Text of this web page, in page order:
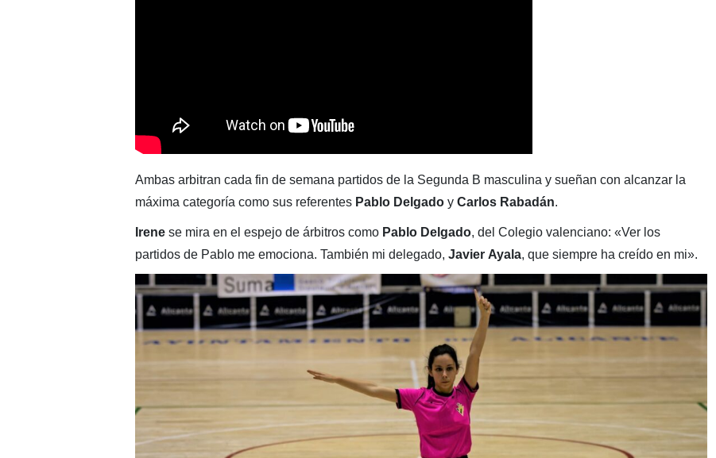
Ambas arbitran cada fin de semana partidos de la Segunda B masculina y sueñan con alcanzar la
máxima categoría como sus referentes Pablo Delgado y Carlos Rabadán.
Irenese mira en el espejo de árbitros comoPablo Delgado, del Colegio valenciano: «Ver los
partidos de Pablo me emociona. También mi delegado, Javier Ayala, que siempre ha creído en mi».